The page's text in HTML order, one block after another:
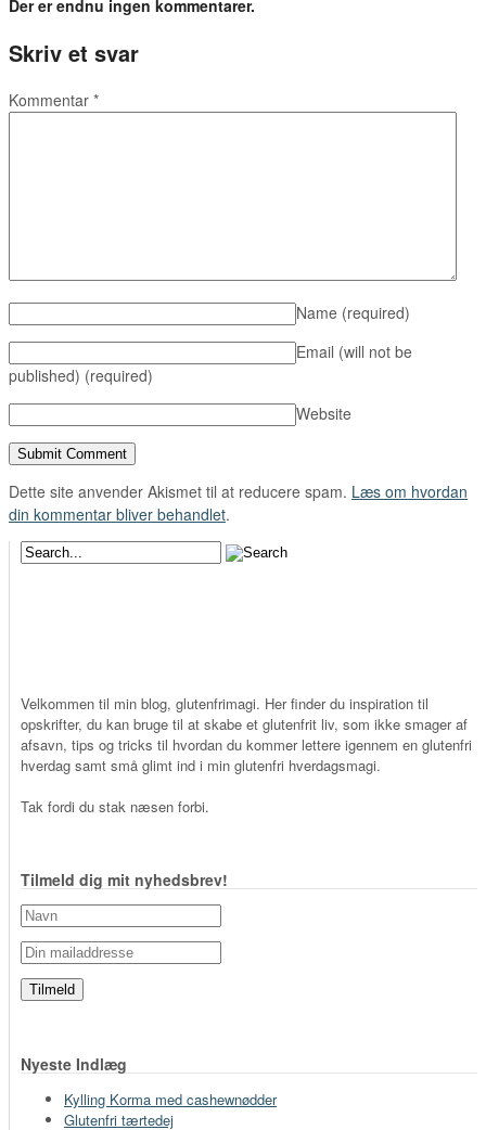
Der er endnu ingen kommentarer.
Skriv et svar
Kommentar *
Name (required)
Email (will not be
published) (required)
Website
Dette site anvender Akismet til at reducere spam. Læs om hvordan
din kommentar bliver behandlet.
Velkommen til min blog, glutenfrimagi. Her finder du inspiration til
opskrifter, du kan bruge til at skabe et glutenfrit liv, som ikke smager af
afsavn, tips og tricks til hvordan du kommer lettere igennem en glutenfri
hverdag samt små glimt ind i min glutenfri hverdagsmagi.
Tak fordi du stak næsen forbi.
Tilmeld dig mit nyhedsbrev!
Nyeste Indlæg
Kylling Korma med cashewnødder
Glutenfri tærtedej